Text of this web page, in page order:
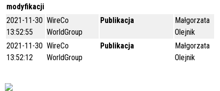
modyfikacji
2021-11-30
13:52:55
WireCo
WorldGroup
Publikacja
Małgorzata
Olejnik
2021-11-30
13:52:12
WireCo
WorldGroup
Publikacja
Małgorzata
Olejnik